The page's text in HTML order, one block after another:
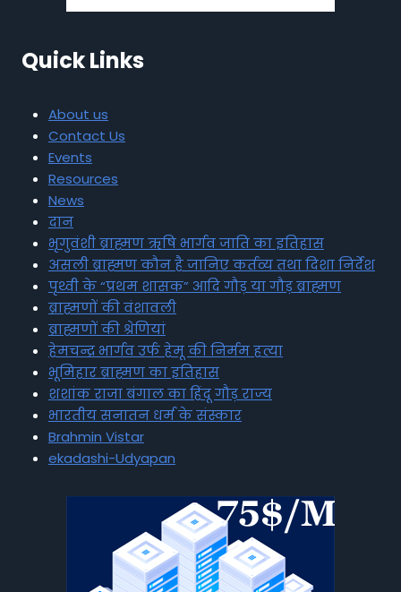
Quick Links
About us
Contact Us
Events
Resources
News
दान
भृगुवंशी ब्राह्मण ऋषि भार्गव जाति का इतिहास
असली ब्राह्मण कौन है जानिए कर्तव्य तथा दिशा निर्देश
पृथ्वी के “प्रथम शासक” आदि गौड़ या गौड़ ब्राह्मण
ब्राह्मणों की वंशावली
ब्राह्मणों की श्रेणियां
हेमचन्द्र भार्गव उर्फ हेमू की निर्मम हत्या
भूमिहार ब्राह्मण का इतिहास
शशांक राजा बंगाल का हिंदू गौड़ राज्य
भारतीय सनातन धर्म के संस्कार
Brahmin Vistar
ekadashi-Udyapan